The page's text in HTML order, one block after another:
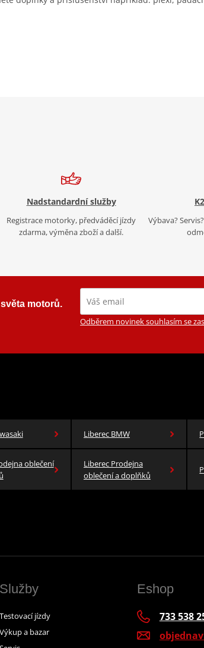
Nadstandardní služby
Registrace motorky, předváděcí jízdy
zdarma, výměna zboží a další.
Výbava?
motorů.
Odběrem novinek souhlasím se
Liberec BMW
oblečení
Liberec Prodejna
oblečení a doplňků
Služby
Testovací jízdy
Výkup a bazar
Eshop
733 538